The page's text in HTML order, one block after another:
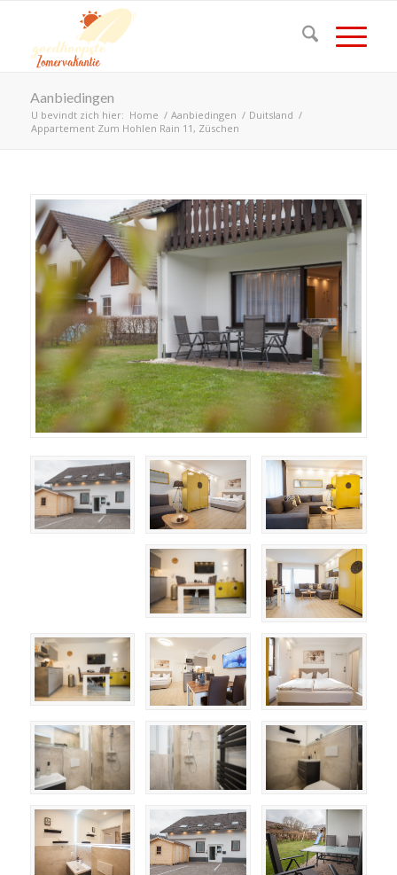
Aanbiedingen
U bevindt zich hier: Home / Aanbiedingen / Duitsland /
Appartement Zum Hohlen Rain 11, Züschen